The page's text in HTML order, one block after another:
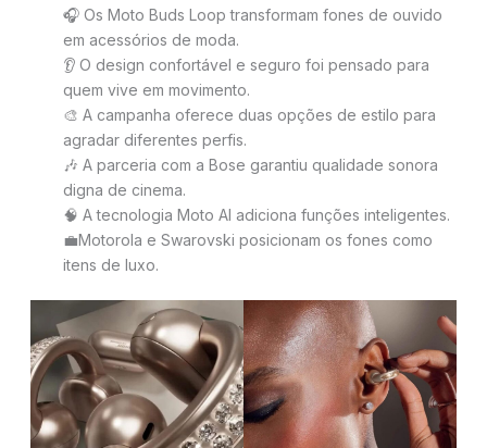
🎧 Os Moto Buds Loop transformam fones de ouvido
em acessórios de moda.
👂 O design confortável e seguro foi pensado para
quem vive em movimento.
🎨 A campanha oferece duas opções de estilo para
agradar diferentes perfis.
🎶 A parceria com a Bose garantiu qualidade sonora
digna de cinema.
🧠 A tecnologia Moto AI adiciona funções inteligentes.
💼Motorola e Swarovski posicionam os fones como
itens de luxo.